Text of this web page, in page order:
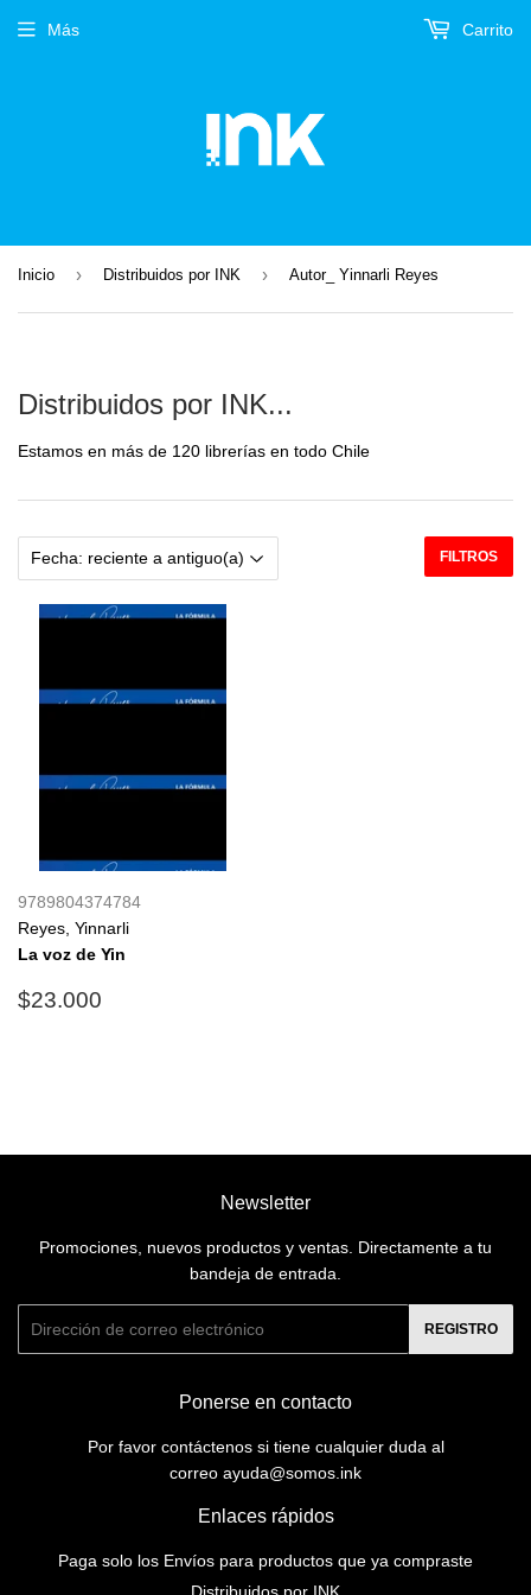
Más Carrito
Inicio › Distribuidos por INK › Autor_ Yinnarli Reyes
Distribuidos por INK...
Estamos en más de 120 librerías en todo Chile
FILTROS
9789804374784
Reyes, Yinnarli
La voz de Yin
Precio
$23.000
Newsletter
Promociones, nuevos productos y ventas. Directamente a tu
bandeja de entrada.
REGISTRO
Ponerse en contacto
Por favor contáctenos si tiene cualquier duda al
correo ayuda@somos.ink
Enlaces rápidos
Paga solo los Envíos para productos que ya compraste
Distribuidos por INK